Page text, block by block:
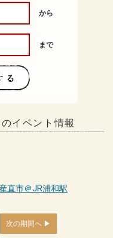
から
まで
イベント情報
直市＠JR浦和駅
次の期間へ